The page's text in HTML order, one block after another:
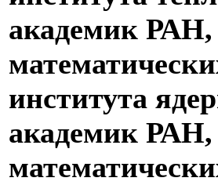
академик РАН,
института
академик РАН,